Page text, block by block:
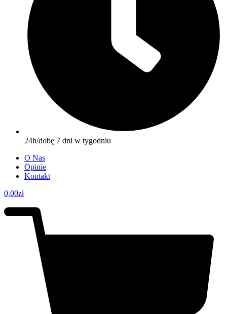
24h/dobę 7 dni w tygodniu
O Nas
Opinie
Kontakt
0,00zł